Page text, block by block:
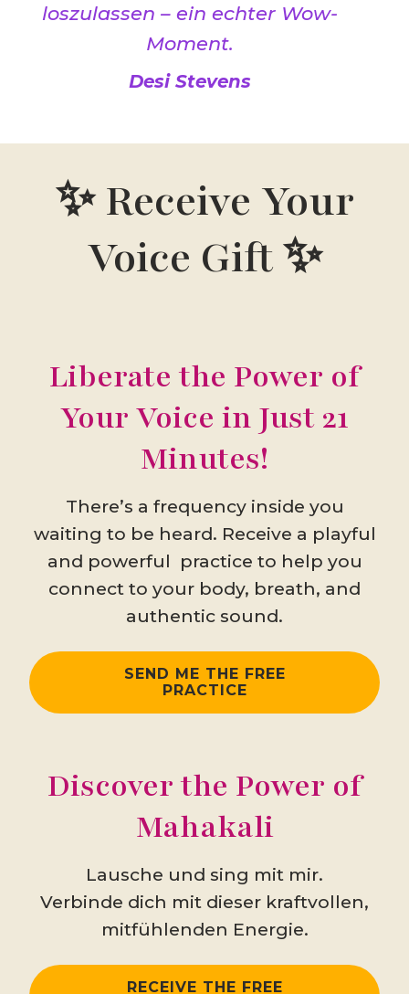
loszulassen – ein echter Wow-
Moment.
Desi Stevens
✨ Receive Your
Voice Gift ✨
Liberate the Power of
Your Voice in Just 21
Minutes!
There’s a frequency inside you
waiting to be heard. Receive a playful
and powerful practice to help you
connect to your body, breath, and
authentic sound.
SEND ME THE FREE
PRACTICE
Discover the Power of
Mahakali
Lausche und sing mit mir.
Verbinde dich mit dieser kraftvollen,
mitfühlenden Energie.
RECEIVE THE FREE